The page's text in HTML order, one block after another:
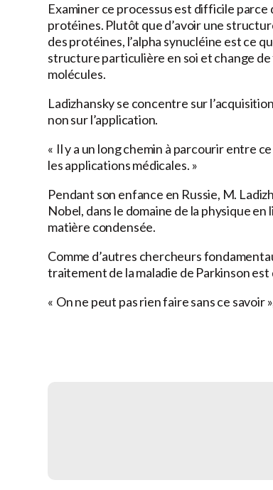
Examiner ce processus est difficile parce
protéines. Plutôt que d’avoir une
des protéines, l’alpha synucléine est ce
structure particulière en soi et change
molécules.
Ladizhansky se concentre sur
non sur l’application.
« Il y a un long chemin à parcourir entre
les applications médicales. »
Pendant son enfance en Russie, M.
Nobel, dans le domaine de la physique
matière condensée.
Comme d’autres chercheurs
traitement de la maladie de Parkinson
« On ne peut pas rien faire sans ce savoir